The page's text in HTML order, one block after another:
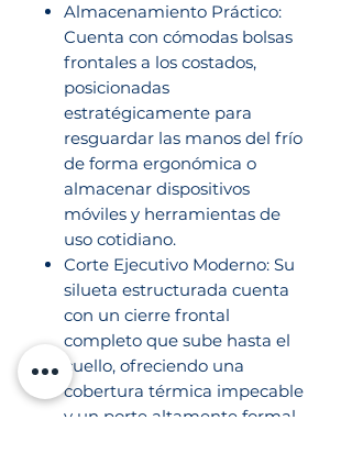
Almacenamiento Práctico:
Cuenta con cómodas bolsas
frontales a los costados,
posicionadas
estratégicamente para
resguardar las manos del frío
de forma ergonómica o
almacenar dispositivos
móviles y herramientas de
uso cotidiano.
Corte Ejecutivo Moderno: Su
silueta estructurada cuenta
con un cierre frontal
completo que sube hasta el
cuello, ofreciendo una
cobertura térmica impecable
y un porte altamente formal